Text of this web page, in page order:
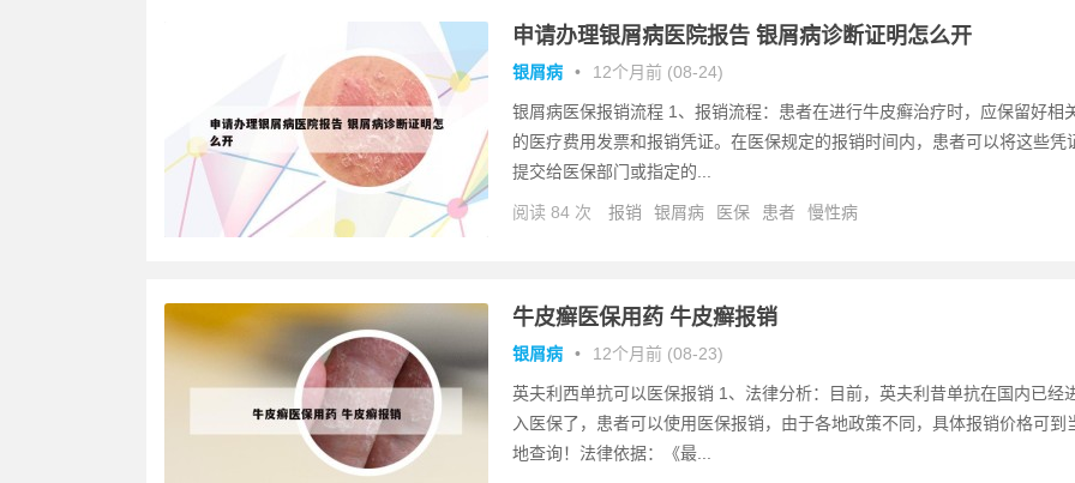
申请办理银屑病医院报告 银屑病诊断证明怎么开
银屑病 • 12个月前 (08-24)
银屑病医保报销流程 1、报销流程：患者在进行牛皮癣治疗时，应保留好相
的医疗费用发票和报销凭证。在医保规定的报销时间内，患者可以将这些凭
提交给医保部门或指定的...
阅读 84 次 报销 银屑病 医保 患者 慢性病
牛皮癣医保用药 牛皮癣报销
银屑病 • 12个月前 (08-23)
英夫利西单抗可以医保报销 1、法律分析：目前，英夫利昔单抗在国内已经
入医保了，患者可以使用医保报销，由于各地政策不同，具体报销价格可到
地查询！法律依据：《最...